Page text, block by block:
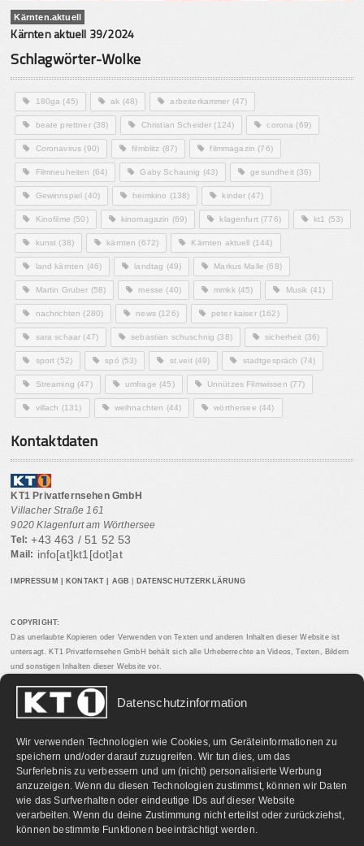
Datenschutzinformation
Wir verwenden Technologien wie Cookies, um Geräteinformationen zu
speichern und/oder darauf zuzugreifen. Wir tun dies, um das
Surferlebnis zu verbessern und um (nicht) personalisierte Werbung
anzuzeigen. Wenn du diesen Technologien zustimmst, können wir Daten
wie das Surfverhalten oder eindeutige IDs auf dieser Website
verarbeiten. Wenn du deine Zustimmung nicht erteilst oder zurückziehst,
können bestimmte Funktionen beeinträchtigt werden.
Kärnten.aktuell
Kärnten aktuell 39/2024
Schlagwörter-Wolke
180ga (45) ak (48) arbeiterkammer (47)
beate prettner(38) Christian Scheider (124) corona (69)
Coronavirus (90) filmblitz (87) filmmagazin (76)
Filmneuheiten (64) Gaby Schaunig (43) gesundheit(36)
Gewinnspiel (40) heimkino (138) kinder (47)
Kinofilme (50) kinomagazin (69) klagenfurt(776) kt1 (53)
kunst (38) kärnten (672) Kärnten aktuell (144)
land kärnten (46) landtag (49) Markus Malle (68)
Martin Gruber (58) messe (40) mmkk(45) Musik (41)
nachrichten (280) news(126) peter kaiser(162)
sara schaar (47) sebastian schuschnig (38) sicherheit (36)
sport (52) spö (53) st.veit(49) stadtgespräch (74)
Streaming (47) umfrage (45) Unnützes Filmwissen (77)
villach (131) weihnachten (44) wörthersee (44)
Kontaktdaten
KT1 Privatfernsehen GmbH
Villacher Straße 161
9020 Klagenfurt am Wörthersee
Tel: +43 463 / 51 52 53
Mail: info[at]kt1[dot]at
IMPRESSUM KONTAKT AGB DATENSCHUTZERKLÄRUNG
COPYRIGHT:
Das unerlaubte Kopieren oder Verwenden von Texten und anderen Inhalten dieser Website ist
untersagt. KT1 Privatfernsehen GmbH behält sich alle Urheberrechte an Videos, Texten, Bildern
und sonstigen Inhalten dieser Website vor.
PARTNERLINKS: